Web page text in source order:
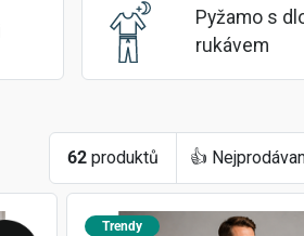
Pyžamo s
rukávem
62 produktů
Trendy